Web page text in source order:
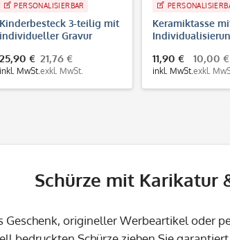
PERSONALISIERBAR
Kinderbesteck 3-teilig mit
individueller Gravur
25,90 €
inkl. MwSt.
21,76 €
exkl. MwSt.
Keramiktasse
11,90 €
inkl. MwSt.
10,00 €
exkl.
Schürze mit Karikatur
Geschenk, origineller Werbeartikel oder